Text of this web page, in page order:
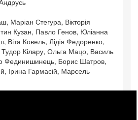
Маріан Стегура, Вікторія
Кузан, Павло Генов, Юліанна
Віта Ковель, Лідія Федоренко,
Кілару, Ольга Мацо, Василь
Фединишинець, Борис Шатров,
Ірина Гармасій, Марсель